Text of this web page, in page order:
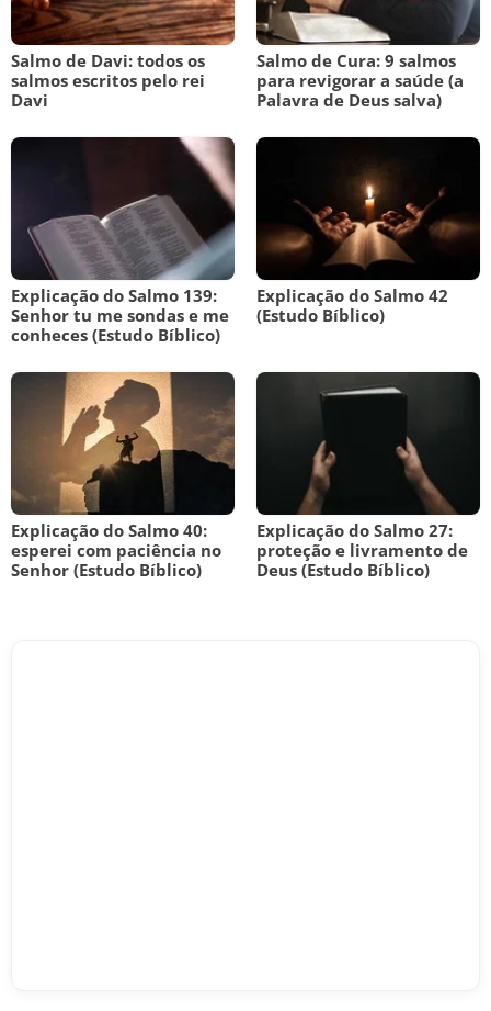
Salmo de Davi: todos os
salmos escritos pelo rei
Davi
Salmo de Cura: 9 salmos
para revigorar a saúde (a
Palavra de Deus salva)
Explicação do Salmo 139:
Senhor tu me sondas e me
conheces (Estudo Bíblico)
Explicação do Salmo 42
(Estudo Bíblico)
Explicação do Salmo 40:
esperei com paciência no
Senhor (Estudo Bíblico)
Explicação do Salmo 27:
proteção e livramento de
Deus (Estudo Bíblico)